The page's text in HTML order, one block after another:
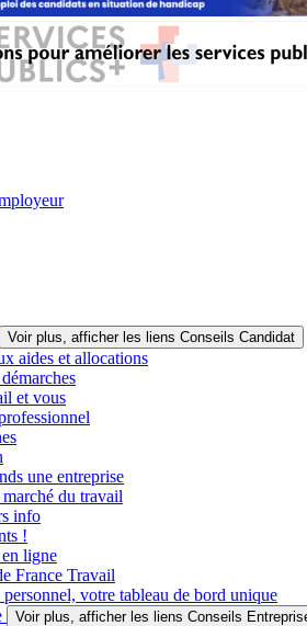
Voir plus, afficher les liens Conseils Candidat
aides et allocations
et vous
une entreprise
du travail
info
!
ligne
France Travail
personnel, votre tableau de bord unique
Voir plus, afficher les liens Conseils